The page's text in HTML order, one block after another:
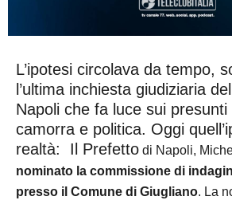
L’ipotesi circolava da tempo,
l’ultima inchiesta giudiziaria
Napoli che fa luce sui
camorra e politica. Oggi
realtà: Il Prefetto di Napoli,
nominato la commissione di
presso il Comune di Giugliano. La